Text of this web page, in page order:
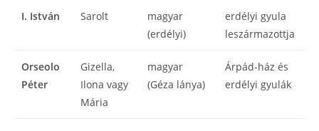
I. István Sarolt
magyar
(erdélyi)
erdélyi gyula
leszármazottja
Orseolo
Péter
Gizella,
Ilona vagy
Mária
magyar
(Géza lánya)
Árpád-ház és
erdélyi gyulák